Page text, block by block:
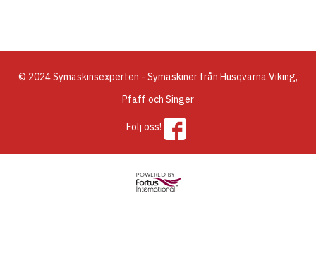
© 2024 Symaskinsexperten - Symaskiner från Husqvarna Viking,
Pfaff och Singer
Följ oss!